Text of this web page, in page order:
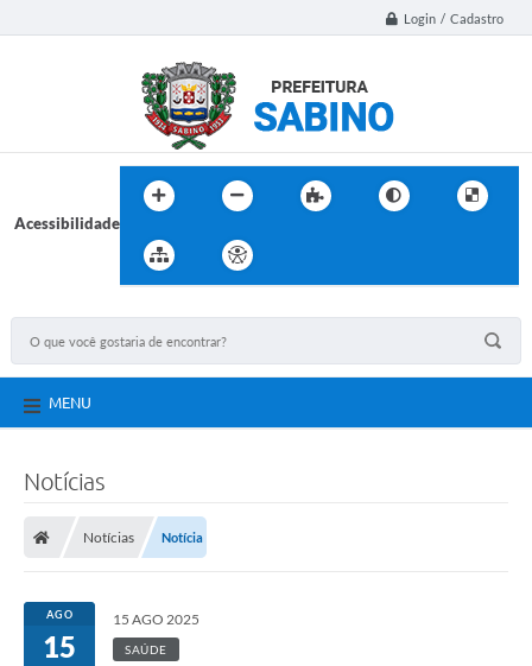
Login / Cadastro
Acessibilidade
MENU
Notícias
Notícias Notícia
AGO
15
15 AGO 2025
SAÚDE